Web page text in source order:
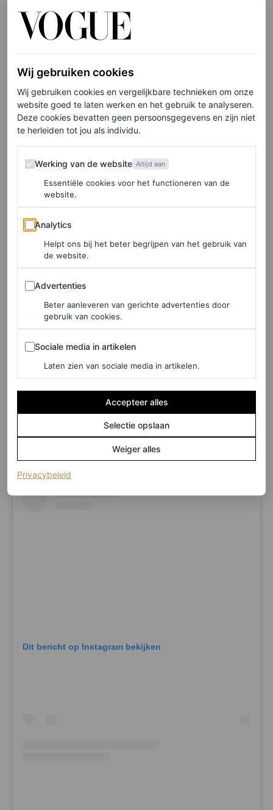
Dit bericht op Instagram bekijken
Dit bericht op Instagram bekijken
Wij gebruiken cookies
Wij gebruiken cookies en vergelijkbare technieken om onze
website goed te laten werken en het gebruik te analyseren.
Deze cookies bevatten geen persoonsgegevens en zijn niet
te herleiden tot jou als individu.
Werking van de website
Werking van de website Altijd aan
Essentiële cookies voor het functioneren van de
website.
Analytics
Analytics
Helpt ons bij het beter begrijpen van het gebruik van
de website.
Advertenties
Advertenties
Beter aanleveren van gerichte advertenties door
gebruik van cookies.
Sociale media in artikelen
Sociale media in artikelen
Laten zien van sociale media in artikelen.
Accepteer alles
Selectie opslaan
Weiger alles
Privacybeleid